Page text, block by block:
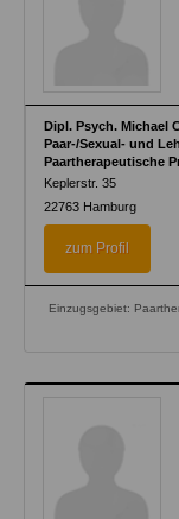
Dipl. Psych. Michael
Paar-/Sexual- und
Paartherapeutische
Keplerstr. 35
22763 Hamburg
zum Profil
Einzugsgebiet: